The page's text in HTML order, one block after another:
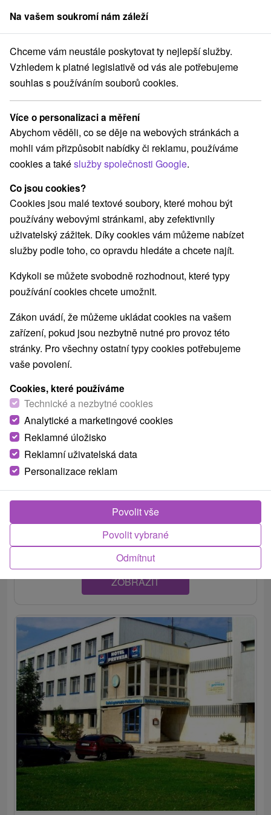
člen skupinySorger
Východné Slovensko Košický kraj Spišská Nová Ves
Hotely Spišská Nová Ves
Kategorie
Všechny kategorie
Hotely na Slovensku (2)
Vyberte lokalitu nebo termín
VŠECHNY NEJLEVNĚJŠÍ NEJDRAŽŠÍ
Hotel Garni 31 Spišská Nová Ves
Spišská Nová Ves
Moderný hotel v okrajovej časti Spišskej Novej Vsi
ponúka svojim návštevníkom ubytovanie v...
ZOBRAZIT
Na vašem soukromí nám záleží
Chceme vám neustále poskytovat ty nejlepší služby.
Vzhledem k platné legislativě od vás ale potřebujeme
souhlas s používáním souborů cookies.
Více o personalizaci a měření
Abychom věděli, co se děje na webových stránkách a
mohli vám přizpůsobit nabídky či reklamu, používáme
cookies a takéslužby společnosti Google.
Co jsou cookies?
Cookies jsou malé textové soubory, které mohou být
používány webovými stránkami, aby zefektivnily
uživatelský zážitek. Díky cookies vám můžeme nabízet
služby podle toho, co opravdu hledáte a chcete najít.
Kdykoli se můžete svobodně rozhodnout, které typy
používání cookies chcete umožnit.
Zákon uvádí, že můžeme ukládat cookies na vašem
zařízení, pokud jsou nezbytně nutné pro provoz této
stránky. Pro všechny ostatní typy cookies potřebujeme
vaše povolení.
Cookies, které používáme
Technické a nezbytné cookies
Analytické a marketingové cookies
Reklamné úložisko
Reklamní uživatelská data
Personalizace reklam
Odmítnut
Povolit vybrané
Povolit vše